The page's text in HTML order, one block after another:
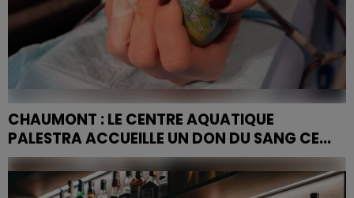
CHAUMONT : LE CENTRE AQUATIQUE
PALESTRA ACCUEILLE UN DON DU SANG CE...
La collecte se déroule de 15h à 18h30, avec ou sans
rendez-vous.